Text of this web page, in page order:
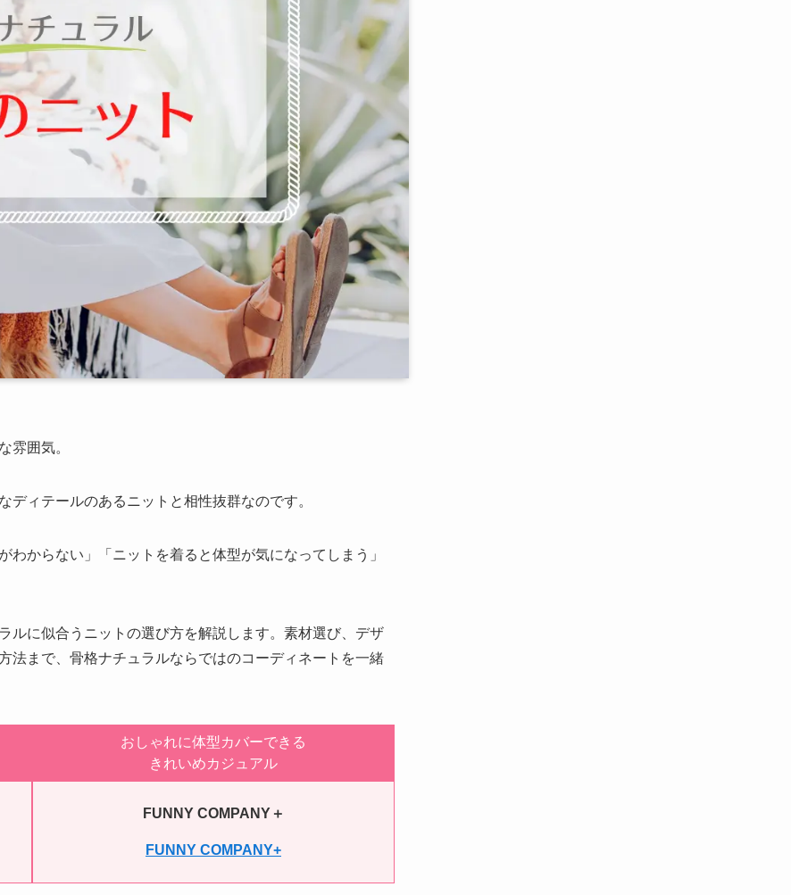
雰囲気。
ィテールのあるニットと相性抜群なのです。
からない」「ニットを着ると体型が気になってしまう」
ルに似合うニットの選び方を解説します。素材選び、デザ
法まで、骨格ナチュラルならではのコーディネートを一緒
おしゃれに体型カバーできる
きれいめカジュアル
FUNNY COMPANY＋
FUNNY COMPANY+